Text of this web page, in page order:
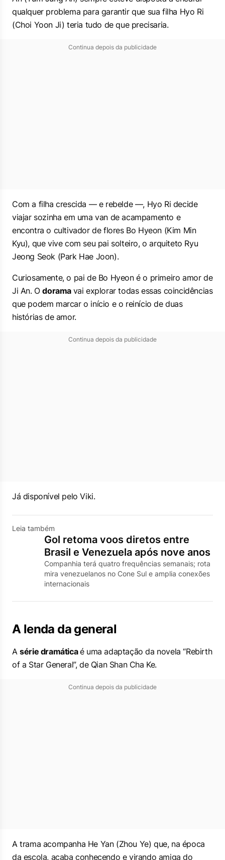
qualquer problema para garantir que sua filha Hyo Ri
(Choi Yoon Ji) teria tudo de que precisaria.
Continua depois da publicidade
Com a filha crescida — e rebelde —, Hyo Ri decide
viajar sozinha em uma van de acampamento e
encontra o cultivador de flores Bo Hyeon (Kim Min
Kyu), que vive com seu pai solteiro, o arquiteto Ryu
Jeong Seok (Park Hae Joon).
Curiosamente, o pai de Bo Hyeon é o primeiro amor de
Ji An. Odorama vai explorar todas essas coincidências
que podem marcar o início e o reinício de duas
histórias de amor.
Continua depois da publicidade
Já disponível pelo Viki.
Leia também
Gol retoma voos diretos entre
Brasil e Venezuela após nove anos
Companhia terá quatro frequências semanais; rota
mira venezuelanos no Cone Sul e amplia conexões
internacionais
A lenda da general
Asérie dramáticaé uma adaptação da novela “Rebirth
of a Star General”, de Qian Shan Cha Ke.
Continua depois da publicidade
A trama acompanha He Yan (Zhou Ye) que, na época
da escola, acaba conhecendo e virando amiga do